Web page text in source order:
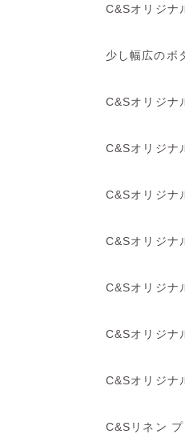
C&Sオリジナ
少し幅広のボ
C&Sオリジナ
C&Sオリジナ
C&Sオリジ
C&Sオリジナ
C&Sオリジナ
C&Sオリジナ
C&Sオリジ
C&Sリネン